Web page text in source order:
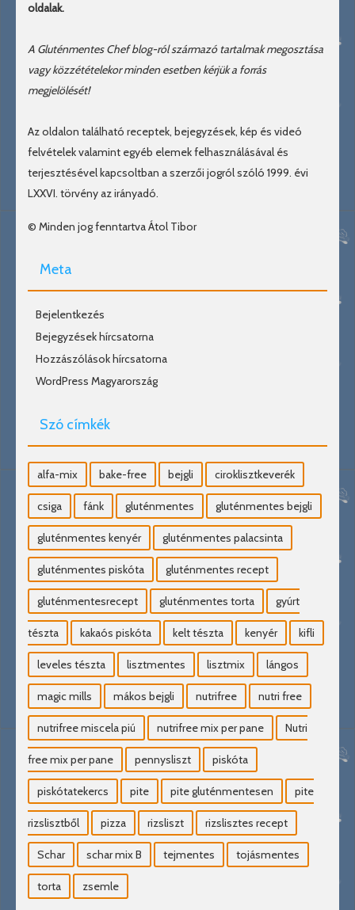
oldalak.
A Gluténmentes Chef blog-ról származó tartalmak megosztása
vagy közzétételekor minden esetben kérjük a forrás
megjelölését!
Az oldalon található receptek, bejegyzések, kép és videó
felvételek valamint egyéb elemek felhasználásával és
terjesztésével kapcsoltban a szerzői jogról szóló 1999. évi
LXXVI. törvény az irányadó.
© Minden jog fenntartva Átol Tibor
Meta
Bejelentkezés
Bejegyzések hírcsatorna
Hozzászólások hírcsatorna
WordPress Magyarország
Szó címkék
alfa-mix bake-free bejgli ciroklisztkeverék
csiga fánk gluténmentes gluténmentes bejgli
gluténmentes kenyér gluténmentes palacsinta
gluténmentes piskóta gluténmentes recept
gluténmentesrecept gluténmentes torta gyúrt
tészta kakaós piskóta kelt tészta kenyér kifli
leveles tészta lisztmentes lisztmix lángos
magic mills mákos bejgli nutrifree nutri free
nutrifree miscela piú nutrifree mix per pane Nutri
free mix per pane pennysliszt piskóta
piskótatekercs pite pite gluténmentesen pite
rizslisztből pizza rizsliszt rizslisztes recept
Schar schar mix B tejmentes tojásmentes
torta zsemle